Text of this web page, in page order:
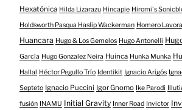
Hexatónica Hilda Lizarazu Hincapie Hiromi's
Holdsworth Pasqua Haslip Wackerman Homero
Huancara Hugo & Los Gemelos Hugo Antonelli
García Hugo Gonzalez Neira Huinca Hunka Munka
Hallal Héctor Pegullo Trío Identikit Ignacio Arigós
Septeto Ignacio Puccini Igor Gnomo Ike Parodi
fusión INAMU Initial Gravity Inner Road Invictor